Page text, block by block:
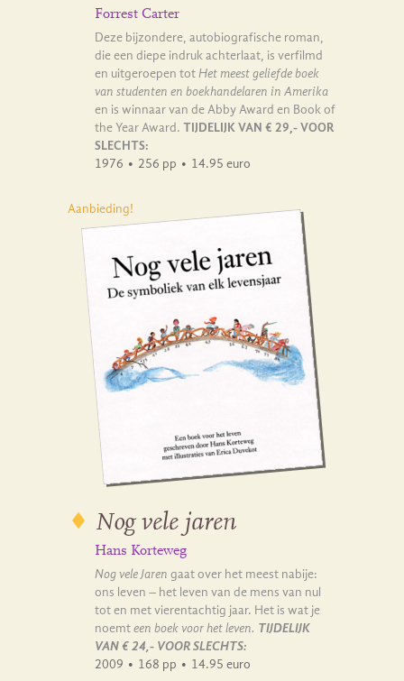
Forrest Carter
Deze bijzondere, autobiografische roman,
die een diepe indruk achterlaat, is verfilmd
en uitgeroepen totHet meest geliefde boek
van studenten en boekhandelaren in Amerika
en is winnaar van de Abby Award en Book of
the Year Award. TIJDELIJK VAN € 29,- VOOR
SLECHTS:
1976 • 256 pp • 14.95 euro
Aanbieding!
Nog vele jaren
Hans Korteweg
Nog vele Jaren gaat over het meest nabije:
ons leven – het leven van de mens van nul
tot en met vierentachtig jaar. Het is wat je
noemteen boek voor het leven. TIJDELIJK
VAN € 24,- VOOR SLECHTS:
2009 • 168 pp • 14.95 euro